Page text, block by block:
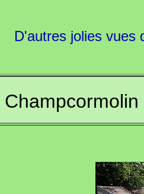
D'autres jolies vues